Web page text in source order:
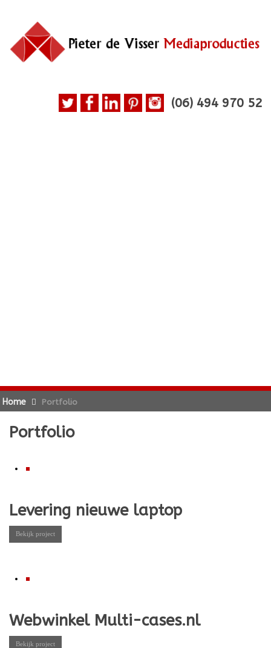
(06) 494 970 52
Home Portfolio
Portfolio
Levering nieuwe laptop
Bekijk project
Webwinkel Multi-cases.nl
Bekijk project